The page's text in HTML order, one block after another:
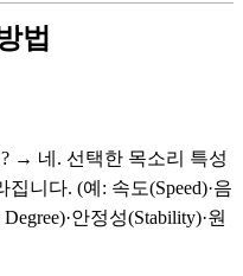
법
→ 네. 선택한 목소리 특성
니다. (예: 속도(Speed)·음
안정성(Stability)·원